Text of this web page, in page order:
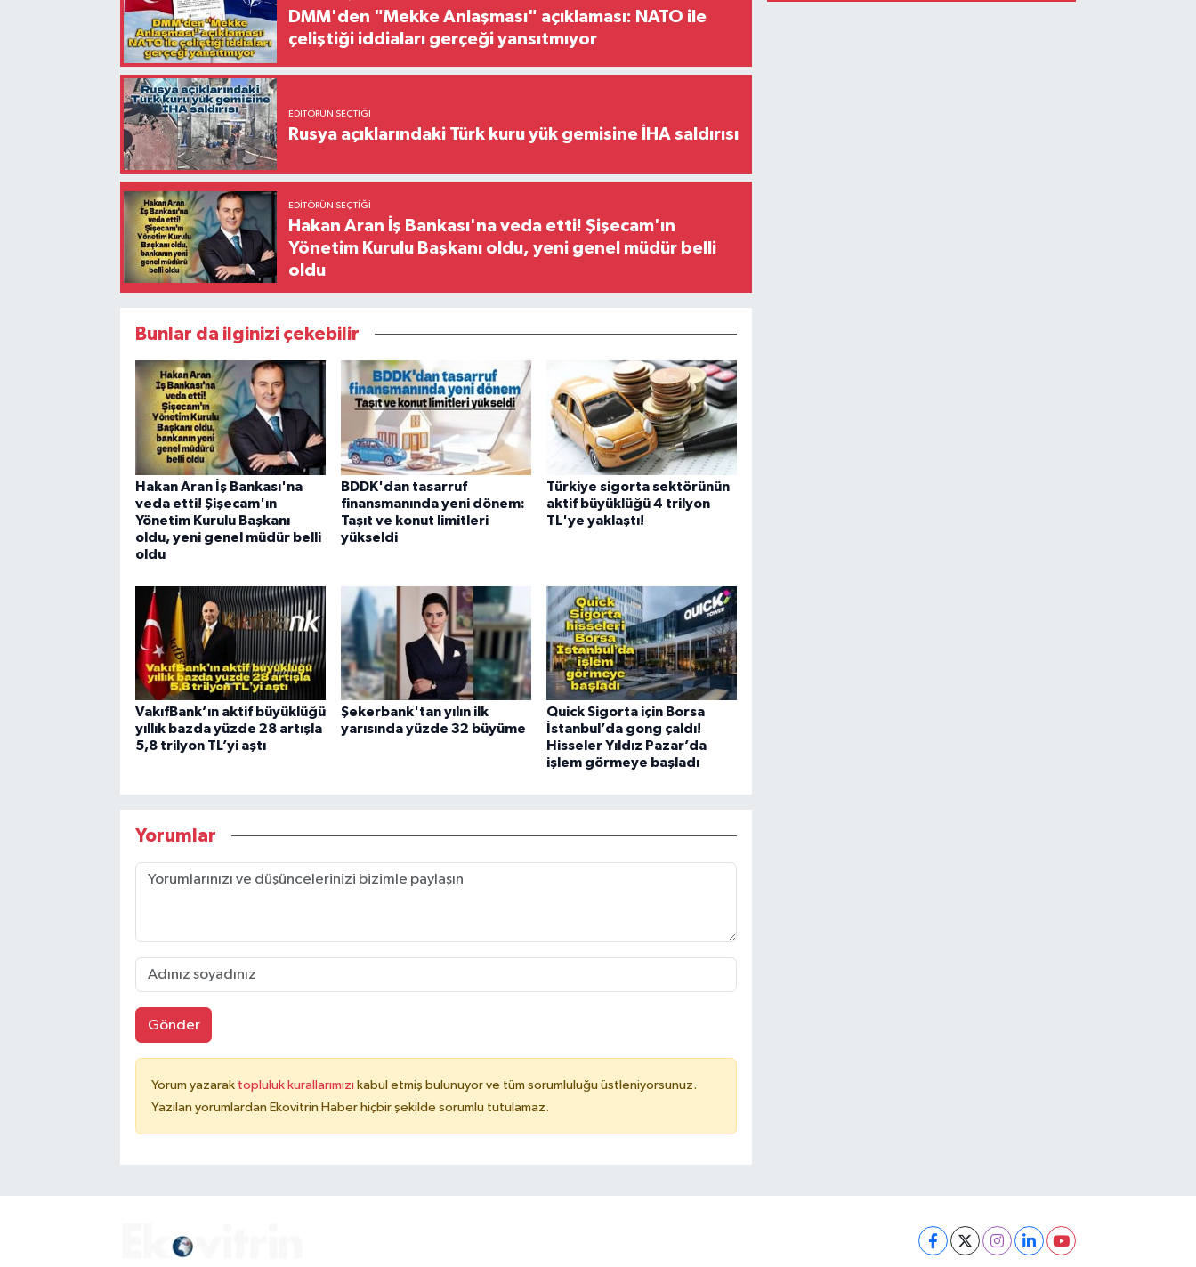
DMM'den "Mekke Anlaşması" açıklaması: NATO ile
çeliştiği iddiaları gerçeği yansıtmıyor
EDITÖRÜN SEÇTIĞI
Rusya açıklarındaki Türk kuru yük gemisine İHA saldırısı
EDITÖRÜN SEÇTIĞI
Hakan Aran İş Bankası'na veda etti! Şişecam'ın
Yönetim Kurulu Başkanı oldu, yeni genel müdür belli
oldu
Bunlar da ilginizi çekebilir
Hakan Aran İş Bankası'na
veda etti! Şişecam'ın
Yönetim Kurulu Başkanı
oldu, yeni genel müdür belli
oldu
BDDK'dan tasarruf
finansmanında yeni dönem:
Taşıt ve konut limitleri
yükseldi
Türkiye sigorta sektörünün
aktif büyüklüğü 4 trilyon
TL'ye yaklaştı!
VakıfBank’ın aktif büyüklüğü
yıllık bazda yüzde 28 artışla
5,8 trilyon TL’yi aştı
Şekerbank'tan yılın ilk
yarısında yüzde 32 büyüme
Quick Sigorta için Borsa
İstanbul’da gong çaldı!
Hisseler Yıldız Pazar’da
işlem görmeye başladı
Yorumlar
Gönder
Yorum yazarak topluluk kurallarımızı kabul etmiş bulunuyor ve tüm sorumluluğu üstleniyorsunuz.
Yazılan yorumlardan Ekovitrin Haber hiçbir şekilde sorumlu tutulamaz.